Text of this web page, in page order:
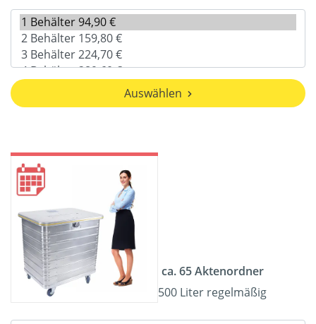
Auswählen
ca. 65 Aktenordner
500 Liter regelmäßig